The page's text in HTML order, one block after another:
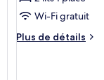
Chambre
avec
Wi-Fi gratuit
Plus de détails
Plus